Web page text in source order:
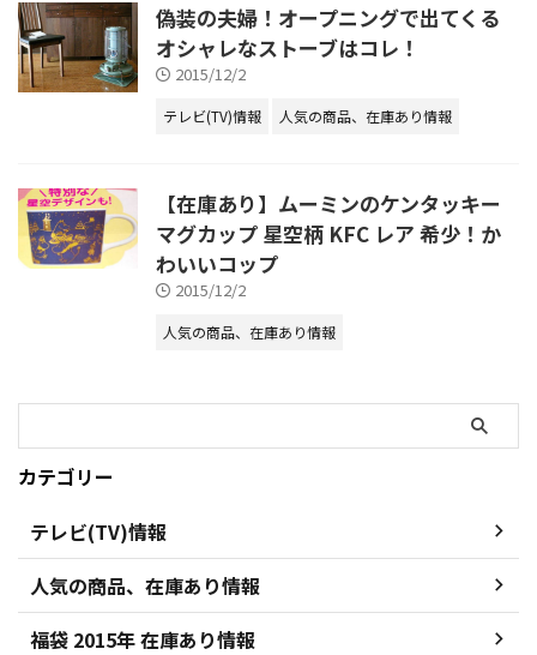
偽装の夫婦！オープニングで出てくる
オシャレなストーブはコレ！
2015/12/2
テレビ(TV)情報 人気の商品、在庫あり情報
【在庫あり】ムーミンのケンタッキー
マグカップ 星空柄 KFC レア 希少！か
わいいコップ
2015/12/2
人気の商品、在庫あり情報
カテゴリー
テレビ(TV)情報
人気の商品、在庫あり情報
福袋 2015年 在庫あり情報